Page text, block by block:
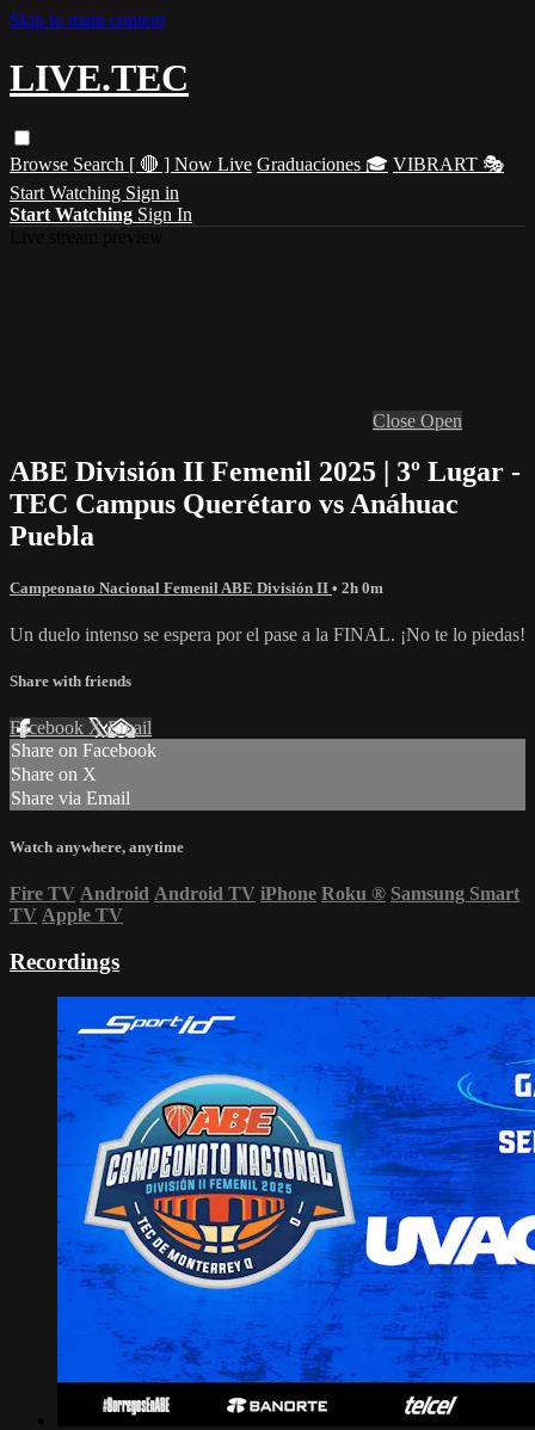
Skip to main content
LIVE.TEC
Browse Search [ 🔴 ] Now Live Graduaciones 🎓 VIBRART 🎭
Start Watching Sign in
Start Watching Sign In
Close Open
ABE División II Femenil 2025 | 3º Lugar -
TEC Campus Querétaro vs Anáhuac
Puebla
Campeonato Nacional Femenil ABE División II • 2h 0m
Un duelo intenso se espera por el pase a la FINAL. ¡No te lo piedas!
Share with friends
Facebook XEmail
Share on Facebook
Share on X
Share via Email
Watch anywhere, anytime
Fire TV Android Android TV iPhone Roku ® Samsung Smart
TV Apple TV
Recordings